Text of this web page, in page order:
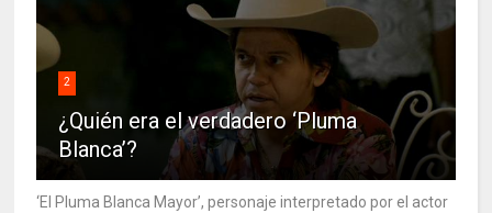
2
¿Quién era el verdadero ‘Pluma
Blanca’?
‘El Pluma Blanca Mayor’, personaje interpretado por el actor